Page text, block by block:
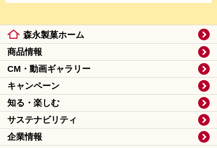
森永製菓ホーム
商品情報
CM・動画ギャラリー
キャンペーン
知る・楽しむ
サステナビリティ
企業情報